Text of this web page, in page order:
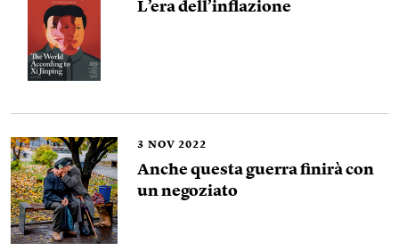
L’era dell’inflazione
3 NOV 2022
Anche questa guerra finirà con
un negoziato